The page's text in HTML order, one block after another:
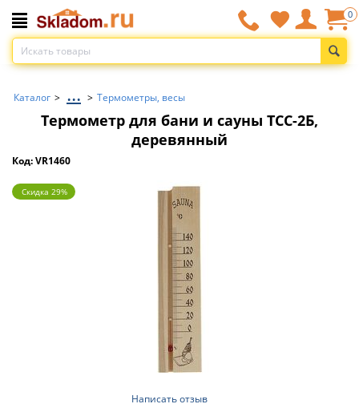
0
Каталог > ... > Термометры, весы
Термометр для бани и сауны ТСС-2Б,
деревянный
Код: VR1460
Скидка 29%
Написать отзыв